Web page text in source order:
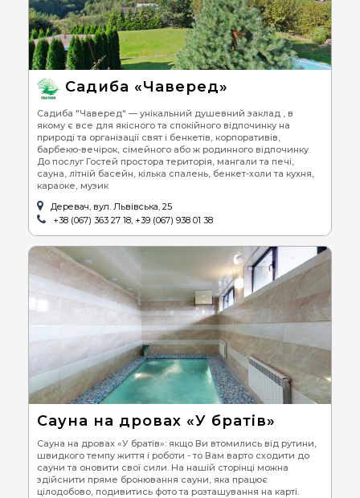
Садиба «Чаверед»
Садиба "Чаверед" — унікальний душевний заклад , в
якому є все для якісного та спокійного відпочинку на
природі та організації свят і бенкетів, корпоративів,
барбекю-вечірок, сімейного або ж родинного відпочинку.
До послуг Гостей простора територія, мангали та печі,
сауна, літній басейн, кілька спалень, бенкет-холи та кухня,
караоке, музик
Деревач, вул. Львівська, 25
+38 (067) 363 27 18, +39 (067) 938 01 38
Сауна на дровах «У братів»
Сауна на дровах «У братів»: якщо Ви втомились від рутини,
швидкого темпу життя і роботи - то Вам варто сходити до
сауни та оновити свої сили. На нашій сторінці можна
здійснити пряме бронювання сауни, яка працює
цілодобово, подивитись фото та розташування на карті.